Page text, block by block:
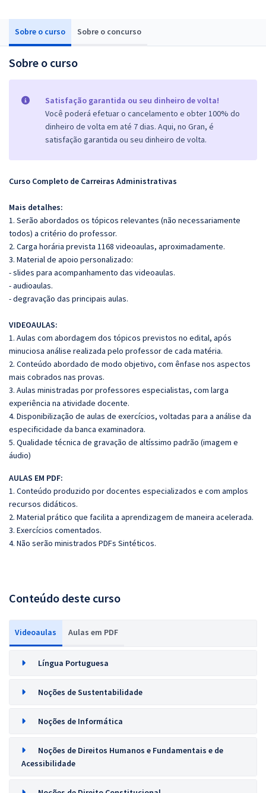
Sobre o curso Sobre o concurso
Sobre o curso
Satisfação garantida ou seu dinheiro de volta!
Você poderá efetuar o cancelamento e obter 100% do
dinheiro de volta em até 7 dias. Aqui, no Gran, é
satisfação garantida ou seu dinheiro de volta.
Curso Completo de Carreiras Administrativas
Mais detalhes:
1. Serão abordados os tópicos relevantes (não necessariamente
todos) a critério do professor.
2. Carga horária prevista 1168 videoaulas, aproximadamente.
3. Material de apoio personalizado:
- slides para acompanhamento das videoaulas.
- audioaulas.
- degravação das principais aulas.
VIDEOAULAS:
1. Aulas com abordagem dos tópicos previstos no edital, após
minuciosa análise realizada pelo professor de cada matéria.
2. Conteúdo abordado de modo objetivo, com ênfase nos aspectos
mais cobrados nas provas.
3. Aulas ministradas por professores especialistas, com larga
experiência na atividade docente.
4. Disponibilização de aulas de exercícios, voltadas para a análise da
especificidade da banca examinadora.
5. Qualidade técnica de gravação de altíssimo padrão (imagem e
áudio)
AULAS EM PDF:
1. Conteúdo produzido por docentes especializados e com amplos
recursos didáticos.
2. Material prático que facilita a aprendizagem de maneira acelerada.
3. Exercícios comentados.
4. Não serão ministrados PDFs Sintéticos.
Conteúdo deste curso
Videoaulas Aulas em PDF
Língua Portuguesa
Noções de Sustentabilidade
Noções de Informática
Noções de Direitos Humanos e Fundamentais e de
Acessibilidade